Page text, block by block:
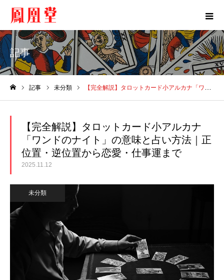
記事
記事 未分類 【完全解説】タロットカード小アルカナ「ワンドのナイト」の意味と占い方法｜正位置・逆位置から恋愛・仕事運まで
【完全解説】タロットカード小アルカナ
「ワンドのナイト」の意味と占い方法｜正
位置・逆位置から恋愛・仕事運まで
2025.11.12
未分類